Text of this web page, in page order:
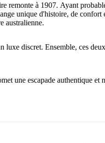
à 1907. Ayant
unique d'histoire, de
australienne.
discret. Ensemble, ces
une escapade authentique et